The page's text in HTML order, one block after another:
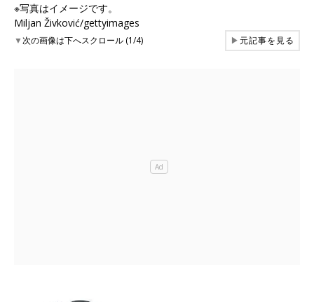
※写真はイメージです。
Miljan Živković/gettyimages
▼次の画像は下へスクロール (1/4) ▶元記事を見る